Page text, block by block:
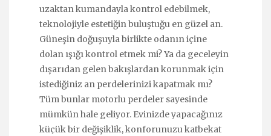
uzaktan kumandayla kontrol edebilmek,
teknolojiyle estetiğin buluştuğu en güzel an.
Güneşin doğuşuyla birlikte odanın içine
dolan ışığı kontrol etmek mi? Ya da geceleyin
dışarıdan gelen bakışlardan korunmak için
istediğiniz an perdelerinizi kapatmak mı?
Tüm bunlar motorlu perdeler sayesinde
mümkün hale geliyor. Evinizde yapacağınız
küçük bir değişiklik, konforunuzu katbekat